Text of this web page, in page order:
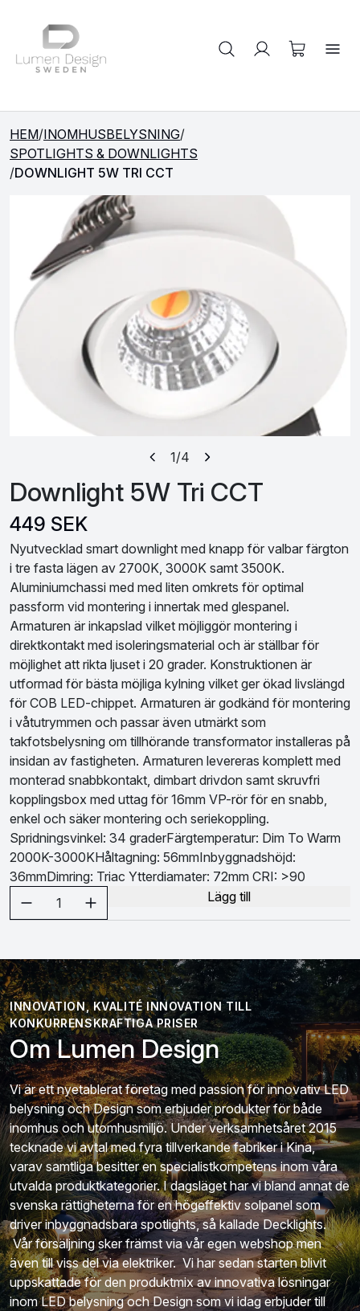
Sök på produkter
HEM/INOMHUSBELYSNING/
SPOTLIGHTS & DOWNLIGHTS
/DOWNLIGHT 5W TRI CCT
1/4
Downlight 5W Tri CCT
449 SEK
Nyutvecklad smart downlight med knapp för valbar färgton
i tre fasta lägen av 2700K, 3000K samt 3500K.
Aluminiumchassi med med liten omkrets för optimal
passform vid montering i innertak med glespanel.
Armaturen är inkapslad vilket möjliggör montering i
direktkontakt med isoleringsmaterial och är ställbar för
möjlighet att rikta ljuset i 20 grader. Konstruktionen är
utformad för bästa möjliga kylning vilket ger ökad livslängd
för COB LED-chippet. Armaturen är godkänd för montering
i våtutrymmen och passar även utmärkt som
takfotsbelysning om tillhörande transformator installeras på
insidan av fastigheten. Armaturen levereras komplett med
monterad snabbkontakt, dimbart drivdon samt skruvfri
kopplingsbox med uttag för 16mm VP-rör för en snabb,
enkel och säker montering och seriekoppling.
Spridningsvinkel: 34 graderFärgtemperatur: Dim To Warm
2000K-3000KHåltagning: 56mmInbyggnadshöjd:
36mmDimring: Triac Ytterdiamater: 72mm CRI: >90
Välj antal1 Lägg till
INNOVATION, KVALITÉ INNOVATION TILL
KONKURRENSKRAFTIGA PRISER
Om Lumen Design
Vi är ett nyetablerat företag med passion för innovativ LED
belysning och Design som erbjuder produkter för både
inomhus och utomhusmiljö. Under verksamhetsåret 2015
tecknade vi avtal med fyra tillverkande fabriker i Kina,
varav samtliga besitter en specialistkompetens inom våra
utvalda produktkategorier. I dagsläget har vi bland annat de
svenska rättigheterna för en högeffektiv solpanel som
driver inbyggnadsbara spotlights, så kallade Decklights.
Vår försäljning sker främst via vår egen webshop men
även till viss del via elektriker. Vi har sedan starten blivit
uppskattade för den produktmix av innovativa lösningar
inom LED belysning och Design som vi idag erbjuder till